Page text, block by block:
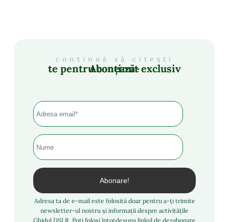
continuă să citești
Abonează-te pentru conținut exclusiv
Adresa ta de e-mail este folosită doar pentru a-ți trimite
newsletter-ul nostru și informații despre activitățile
Ghidul DSLR. Poți folosi întotdeauna linkul de dezabonare